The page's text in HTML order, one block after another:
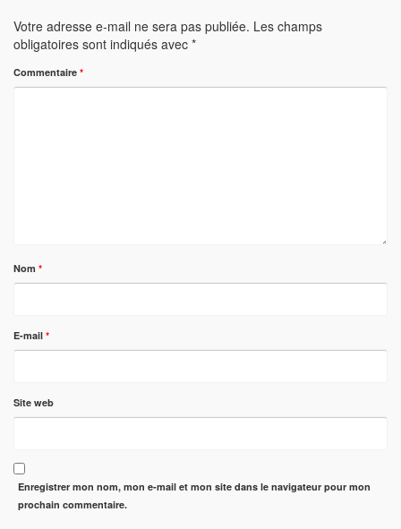
Votre adresse e-mail ne sera pas publiée. Les champs
obligatoires sont indiqués avec *
Commentaire *
Nom *
E-mail *
Site web
Enregistrer mon nom, mon e-mail et mon site dans le navigateur pour mon
prochain commentaire.